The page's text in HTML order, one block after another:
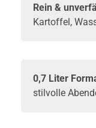
Rein &
Kartoffel,
0,7 Liter
stilvolle